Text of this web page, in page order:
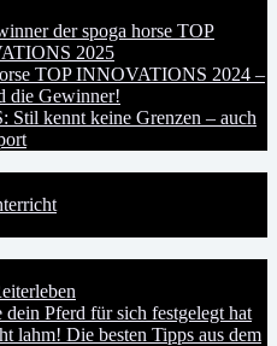
der spoga horse TOP
2025
TOP INNOVATIONS 2024 –
die Gewinner!
Stil kennt keine Grenzen – auch
dein Pferd für sich festgelegt hat
lahm! Die besten Tipps aus dem